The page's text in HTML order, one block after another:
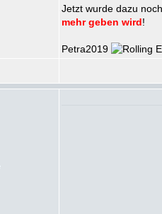
Jetzt wurde dazu
mehr geben wird!
Petra2019